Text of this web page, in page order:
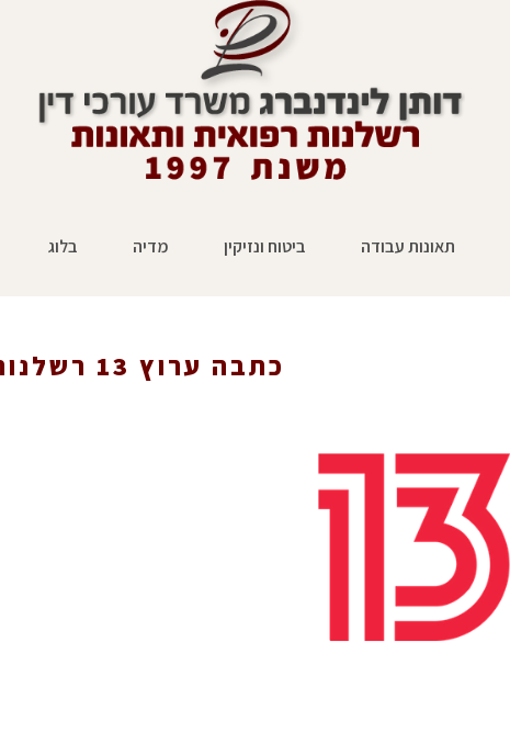
תאונות עבודה ביטוח ונזיקין מדיה בלוג
כתבה ערוץ 13 רשלנות רפואית